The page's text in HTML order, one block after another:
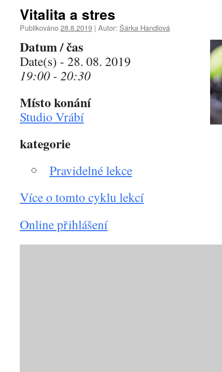
Vitalita a stres
Publikováno28.8.2019 | Autor: Šárka Handlová
Datum / čas
Date(s) - 28. 08. 2019
19:00 - 20:30
Místo konání
Studio Vrábí
kategorie
Pravidelné lekce
Více o tomto cyklu lekcí
Online přihlášení